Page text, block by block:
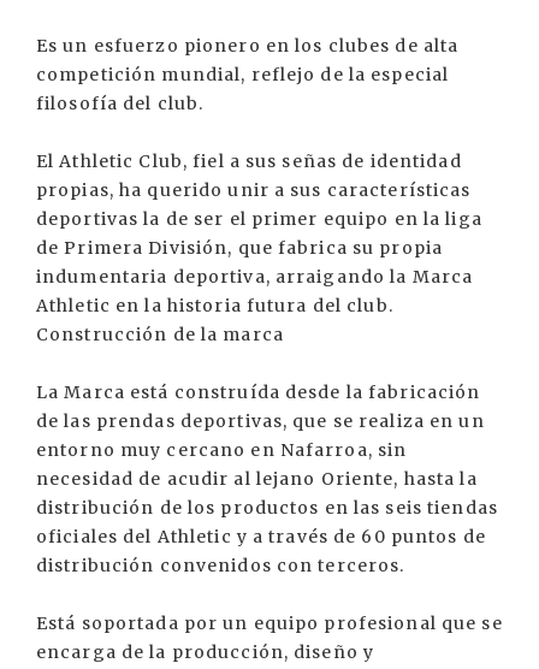
Es un esfuerzo pionero en los clubes de alta
competición mundial, reflejo de la especial
filosofía del club.
El Athletic Club, fiel a sus señas de identidad
propias, ha querido unir a sus características
deportivas la de ser el primer equipo en la liga
de Primera División, que fabrica su propia
indumentaria deportiva, arraigando la Marca
Athletic en la historia futura del club.
Construcción de la marca
La Marca está construída desde la fabricación
de las prendas deportivas, que se realiza en un
entorno muy cercano en Nafarroa, sin
necesidad de acudir al lejano Oriente, hasta la
distribución de los productos en las seis tiendas
oficiales del Athletic y a través de 60 puntos de
distribución convenidos con terceros.
Está soportada por un equipo profesional que se
encarga de la producción, diseño y